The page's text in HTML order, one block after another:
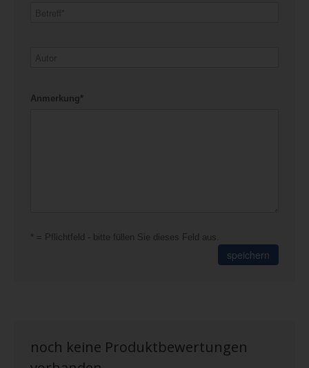
Anmerkung*
* = Pflichtfeld - bitte füllen Sie dieses Feld aus.
speichern
noch keine Produktbewertungen